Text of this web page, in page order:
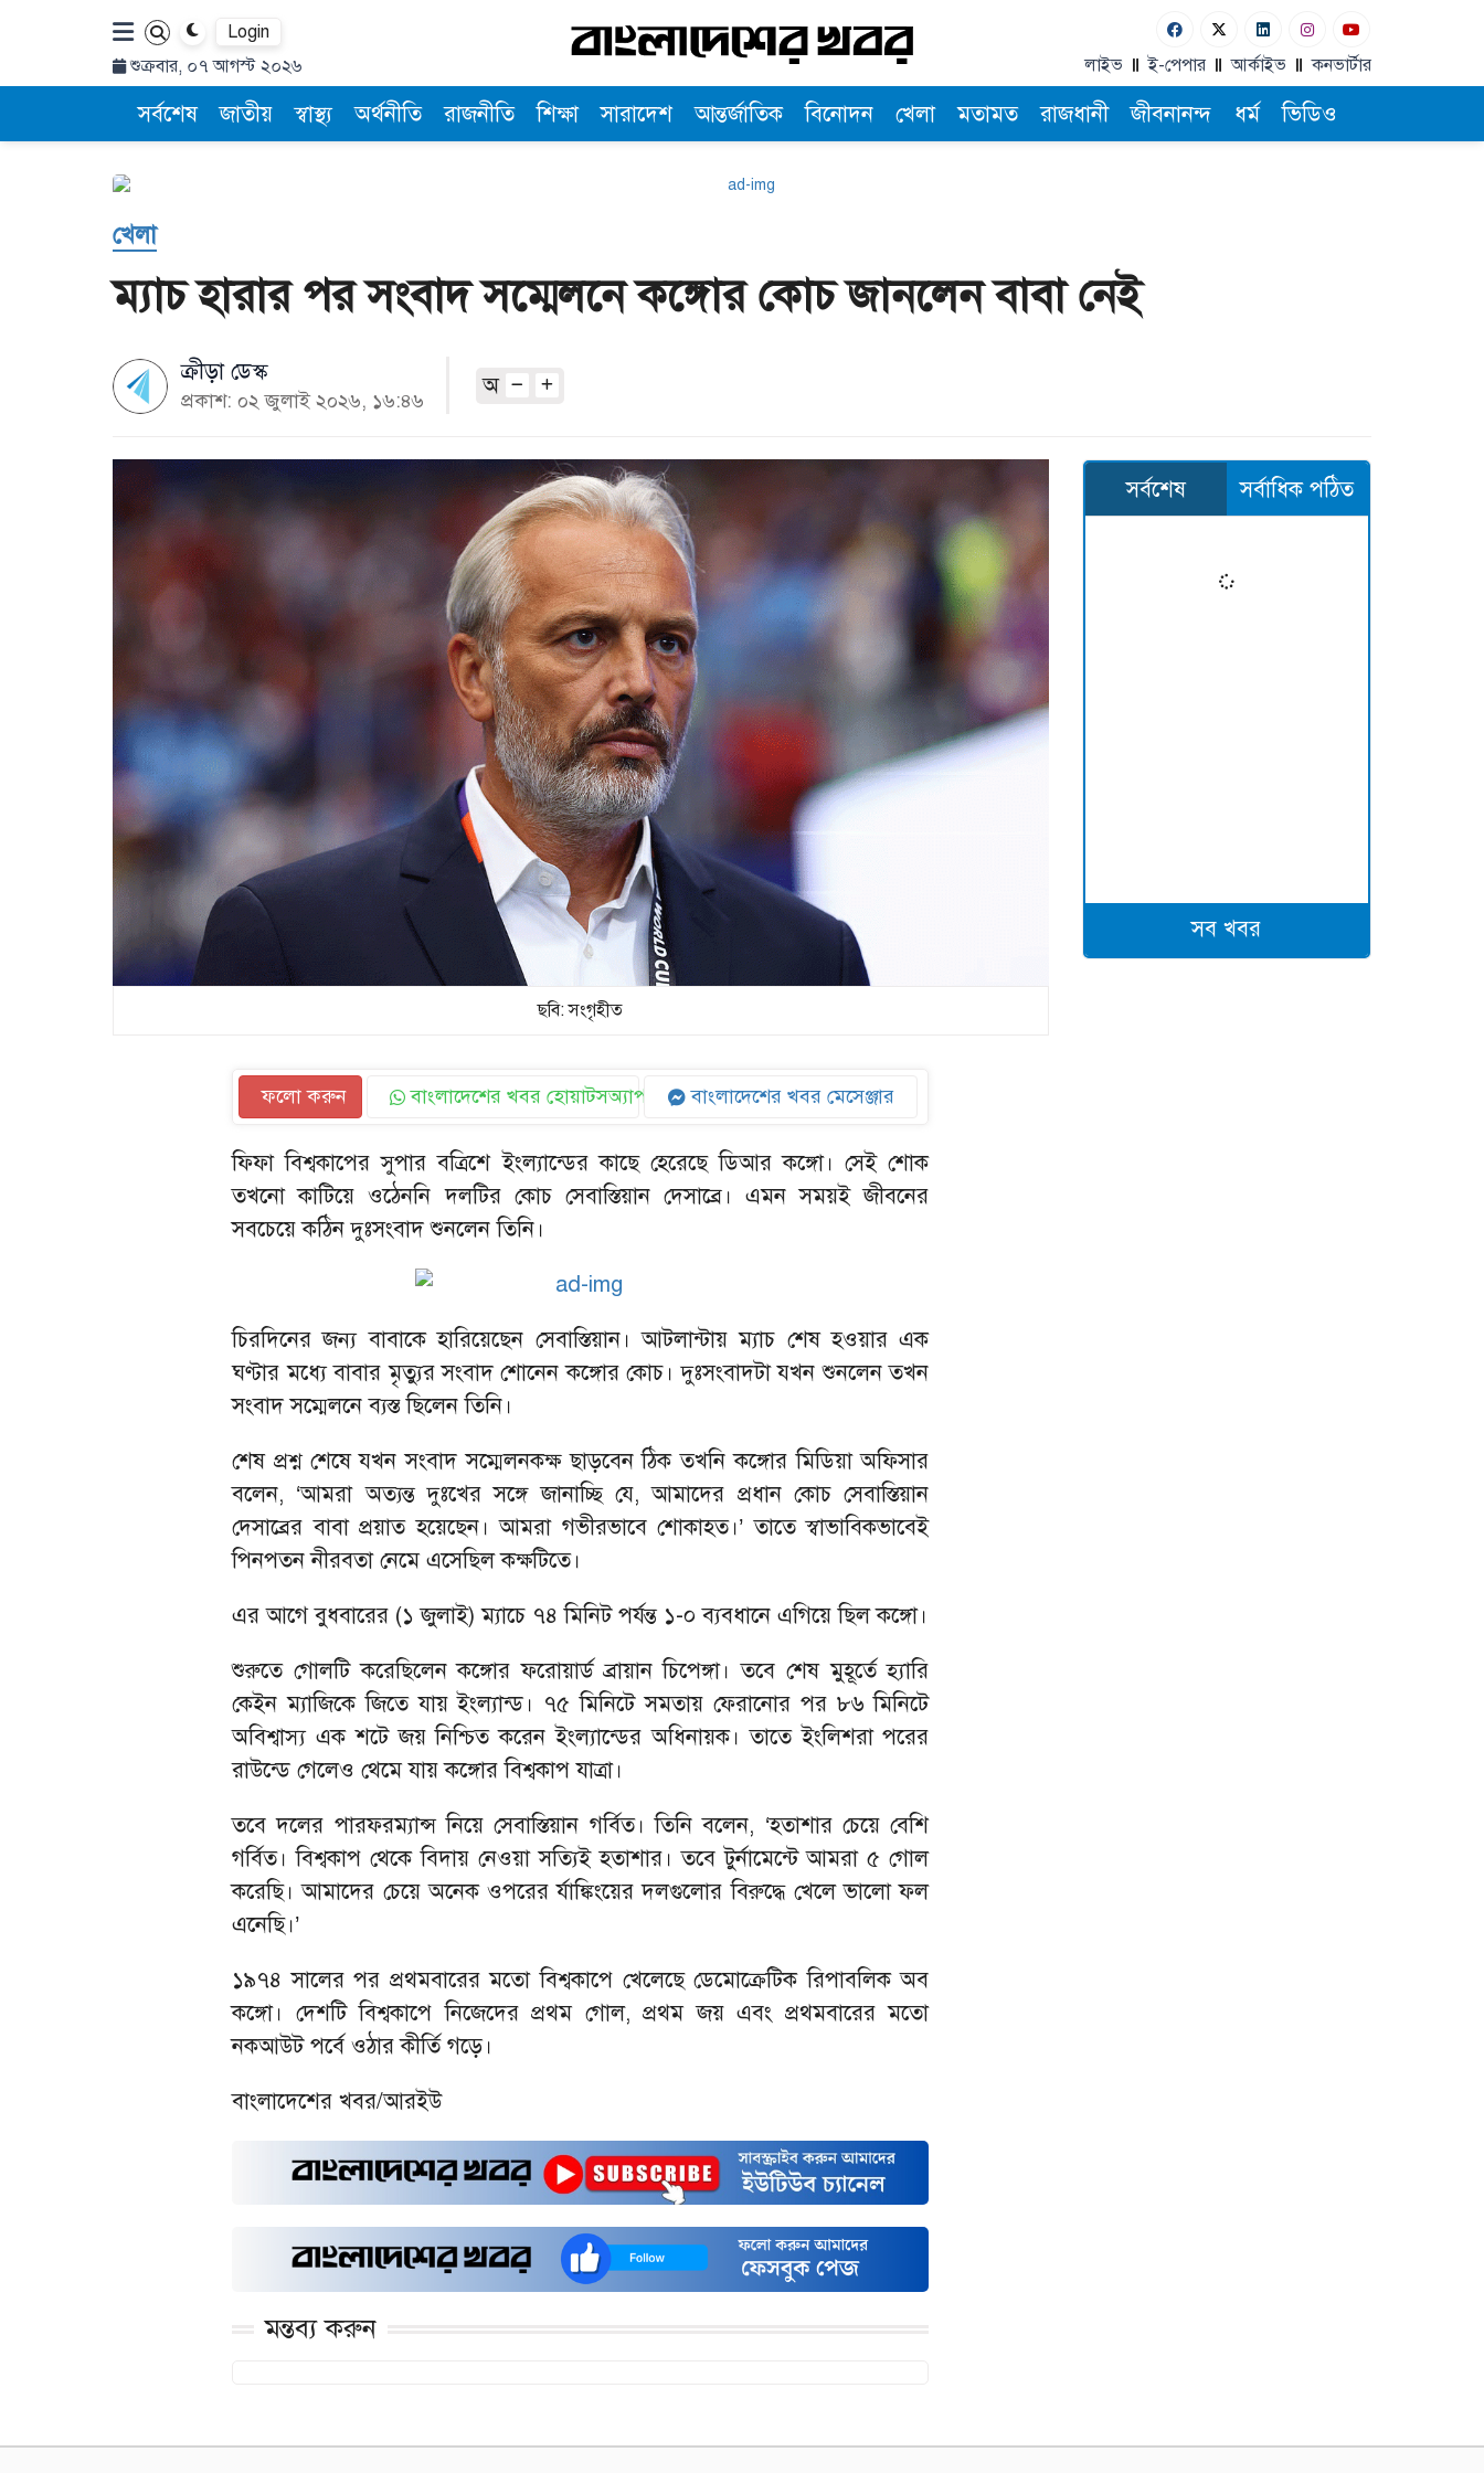
Login
শুক্রবার, ০৭ আগস্ট ২০২৬
লাইভ ই-পেপার আর্কাইভ কনভার্টার
সর্বশেষ জাতীয় স্বাস্থ্য অর্থনীতি রাজনীতি শিক্ষা সারাদেশ আন্তর্জাতিক বিনোদন খেলা মতামত রাজধানী জীবনানন্দ ধর্ম ভিডিও
খেলা
ম্যাচ হারার পর সংবাদ সম্মেলনে কঙ্গোর কোচ জানলেন বাবা নেই
ক্রীড়া ডেস্ক
প্রকাশ: ০২ জুলাই ২০২৬, ১৬:৪৬
অ
ছবি: সংগৃহীত
ফলো করুন বাংলাদেশের খবর হোয়াটসঅ্যাপ বাংলাদেশের খবর মেসেঞ্জার
ফিফা বিশ্বকাপের সুপার বত্রিশে ইংল্যান্ডের কাছে হেরেছে ডিআর কঙ্গো। সেই শোক
তখনো কাটিয়ে ওঠেননি দলটির কোচ সেবাস্তিয়ান দেসাব্রে। এমন সময়ই জীবনের
সবচেয়ে কঠিন দুঃসংবাদ শুনলেন তিনি।
চিরদিনের জন্য বাবাকে হারিয়েছেন সেবাস্তিয়ান। আটলান্টায় ম্যাচ শেষ হওয়ার এক
ঘণ্টার মধ্যে বাবার মৃত্যুর সংবাদ শোনেন কঙ্গোর কোচ। দুঃসংবাদটা যখন শুনলেন তখন
সংবাদ সম্মেলনে ব্যস্ত ছিলেন তিনি।
শেষ প্রশ্ন শেষে যখন সংবাদ সম্মেলনকক্ষ ছাড়বেন ঠিক তখনি কঙ্গোর মিডিয়া অফিসার
বলেন, ‘আমরা অত্যন্ত দুঃখের সঙ্গে জানাচ্ছি যে, আমাদের প্রধান কোচ সেবাস্তিয়ান
দেসাব্রের বাবা প্রয়াত হয়েছেন। আমরা গভীরভাবে শোকাহত।’ তাতে স্বাভাবিকভাবেই
পিনপতন নীরবতা নেমে এসেছিল কক্ষটিতে।
এর আগে বুধবারের (১ জুলাই) ম্যাচে ৭৪ মিনিট পর্যন্ত ১-০ ব্যবধানে এগিয়ে ছিল কঙ্গো।
শুরুতে গোলটি করেছিলেন কঙ্গোর ফরোয়ার্ড ব্রায়ান চিপেঙ্গা। তবে শেষ মুহূর্তে হ্যারি
কেইন ম্যাজিকে জিতে যায় ইংল্যান্ড। ৭৫ মিনিটে সমতায় ফেরানোর পর ৮৬ মিনিটে
অবিশ্বাস্য এক শটে জয় নিশ্চিত করেন ইংল্যান্ডের অধিনায়ক। তাতে ইংলিশরা পরের
রাউন্ডে গেলেও থেমে যায় কঙ্গোর বিশ্বকাপ যাত্রা।
তবে দলের পারফরম্যান্স নিয়ে সেবাস্তিয়ান গর্বিত। তিনি বলেন, ‘হতাশার চেয়ে বেশি
গর্বিত। বিশ্বকাপ থেকে বিদায় নেওয়া সত্যিই হতাশার। তবে টুর্নামেন্টে আমরা ৫ গোল
করেছি। আমাদের চেয়ে অনেক ওপরের র্যাঙ্কিংয়ের দলগুলোর বিরুদ্ধে খেলে ভালো ফল
এনেছি।’
১৯৭৪ সালের পর প্রথমবারের মতো বিশ্বকাপে খেলেছে ডেমোক্রেটিক রিপাবলিক অব
কঙ্গো। দেশটি বিশ্বকাপে নিজেদের প্রথম গোল, প্রথম জয় এবং প্রথমবারের মতো
নকআউট পর্বে ওঠার কীর্তি গড়ে।
বাংলাদেশের খবর/আরইউ
মন্তব্য করুন
সর্বশেষ সর্বাধিক পঠিত
সব খবর